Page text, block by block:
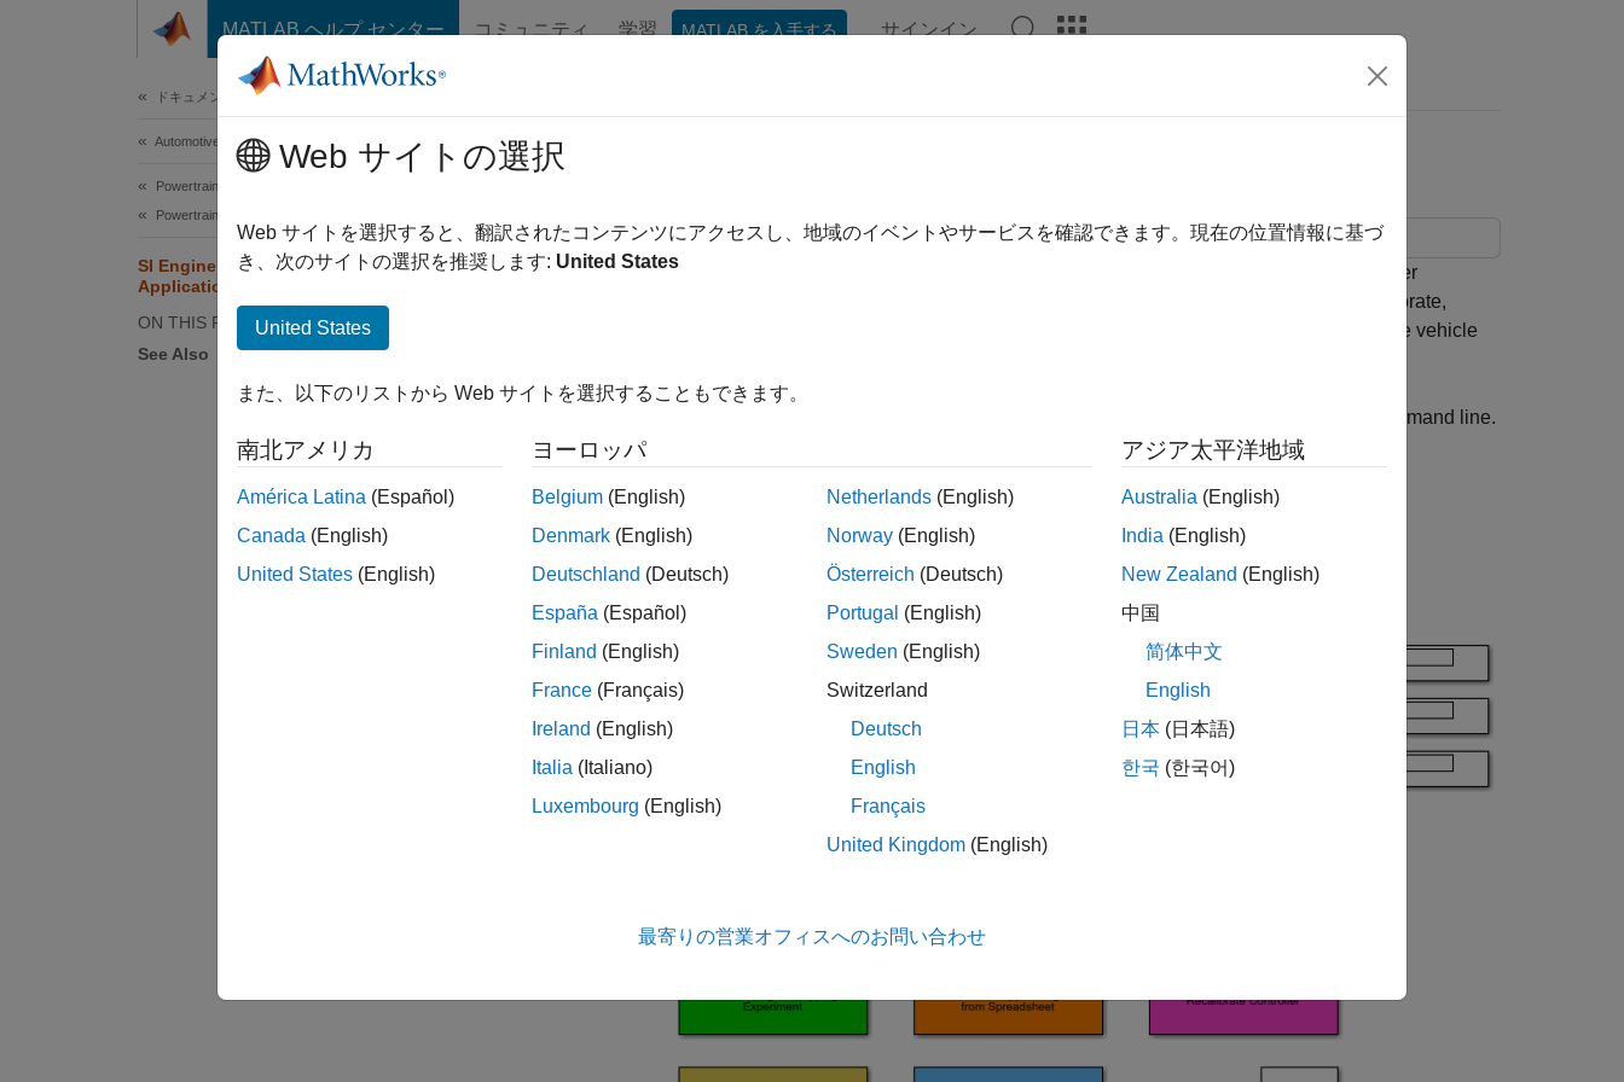
コンテンツへスキップ
MATLAB ヘルプ センター コミュニティ 学習 MATLAB を入手する サインイン
ドキュメンテーションのホーム
Automotive
Powertrain Blockset
Powertrain Reference Applications
SI Engine Dynamometer Reference
Application
ON THIS PAGE
See Also
SI Engine Dynamometer Reference Application
The spark-ignition (SI) engine dynamometer reference application represents an SI engine plant and controller
connected to a dynamometer with a tailpipe emission analyzer. Using the reference application, you can calibrate,
validate, and optimize the engine controller and plant model parameters before integrating the engine with the vehicle
at the command line.
Web サイトの選択
Web サイトを選択すると、翻訳されたコンテンツにアクセスし、地域のイベントやサービスを確認できます。現在の位置情報に基づ
き、次のサイトの選択を推奨します: United States
United States
また、以下のリストから Web サイトを選択することもできます。
南北アメリカ
América Latina (Español)
Canada (English)
United States (English)
ヨーロッパ
Belgium (English)
Denmark (English)
Deutschland (Deutsch)
España (Español)
Finland (English)
France (Français)
Ireland (English)
Italia (Italiano)
Luxembourg (English)
Netherlands (English)
Norway (English)
Österreich (Deutsch)
Portugal (English)
Sweden (English)
Switzerland
Deutsch
English
Français
United Kingdom (English)
アジア太平洋地域
Australia (English)
India (English)
New Zealand (English)
中国
简体中文
English
日本 (日本語)
한국 (한국어)
最寄りの営業オフィスへのお問い合わせ